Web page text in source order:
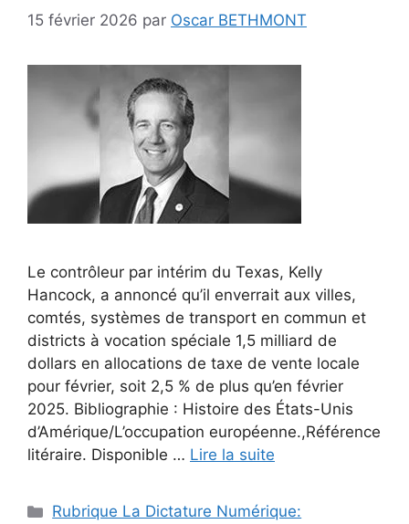
15 février 2026 par Oscar BETHMONT
Le contrôleur par intérim du Texas, Kelly
Hancock, a annoncé qu’il enverrait aux villes,
comtés, systèmes de transport en commun et
districts à vocation spéciale 1,5 milliard de
dollars en allocations de taxe de vente locale
pour février, soit 2,5 % de plus qu’en février
2025. Bibliographie : Histoire des États-Unis
d’Amérique/L’occupation européenne.,Référence
litéraire. Disponible … Lire la suite
Catégories
Rubrique La Dictature Numérique: